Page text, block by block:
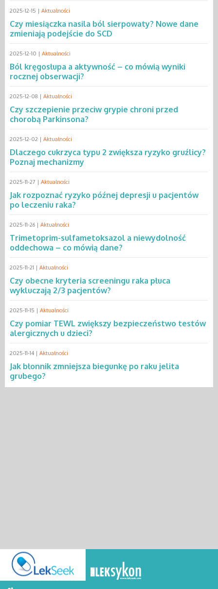
2025-12-15 | Aktualności
Czy miesiączka nasila ból sierpowaty? Nowe dane
zmieniają podejście do SCD
2025-12-10 | Aktualności
Ból kręgosłupa a aktywność – co mówią wyniki
rocznej obserwacji?
2025-12-08 | Aktualności
Czy szczepienie przeciw grypie chroni przed
chorobą Parkinsona?
2025-12-02 | Aktualności
Dlaczego cukrzyca typu 2 zwiększa ryzyko gruźlicy?
Poznaj mechanizmy
2025-11-27 | Aktualności
Jak rozpoznać ryzyko późnej depresji u pacjentów
po leczeniu raka?
2025-11-26 | Aktualności
Trimetoprim-sulfametoksazol a niewydolność
oddechowa – co mówią dane?
2025-11-21 | Aktualności
Czy obecne kryteria screeningu raka płuca
wykluczają 2/3 pacjentów?
2025-11-15 | Aktualności
Czy pomiar TEWL zwiększy bezpieczeństwo testów
alergicznych u dzieci?
2025-11-14 | Aktualności
Jak błonnik zmniejsza biegunkę po raku jelita
grubego?